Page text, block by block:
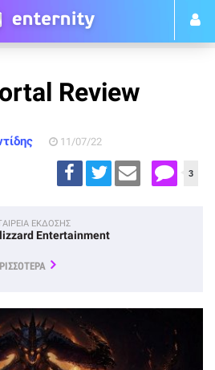
Review
11/07/22
3
ΕΚΔΟΣΗΣ
Entertainment